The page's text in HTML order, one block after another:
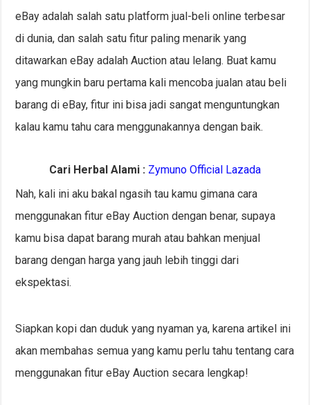
eBay adalah salah satu platform jual-beli online terbesar
di dunia, dan salah satu fitur paling menarik yang
ditawarkan eBay adalah Auction atau lelang. Buat kamu
yang mungkin baru pertama kali mencoba jualan atau beli
barang di eBay, fitur ini bisa jadi sangat menguntungkan
kalau kamu tahu cara menggunakannya dengan baik.
Cari Herbal Alami : Zymuno Official Lazada
Nah, kali ini aku bakal ngasih tau kamu gimana cara
menggunakan fitur eBay Auction dengan benar, supaya
kamu bisa dapat barang murah atau bahkan menjual
barang dengan harga yang jauh lebih tinggi dari
ekspektasi.
Siapkan kopi dan duduk yang nyaman ya, karena artikel ini
akan membahas semua yang kamu perlu tahu tentang cara
menggunakan fitur eBay Auction secara lengkap!